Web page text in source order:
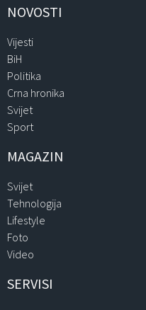
NOVOSTI
Vijesti
BiH
Politika
Crna hronika
Svijet
Sport
MAGAZIN
Svijet
Tehnologija
Lifestyle
Foto
Video
SERVISI